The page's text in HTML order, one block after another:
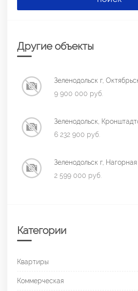
Другие объекты
Зеленодольск г,
9 900 000 руб.
Зеленодольск,
6 232 900 руб.
Зеленодольск г, Нагорная
2 599 000 руб.
Категории
Квартиры
Коммерческая